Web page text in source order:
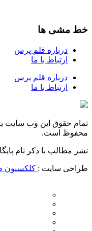
خط مشی ها
درباره قلم پرس
ارتباط با ما
درباره قلم پرس
ارتباط با ما
تمام حقوق این وب سایت
محفوظ است.
نشر مطالب با ذکر نام
طراحی سایت : کلکسیون